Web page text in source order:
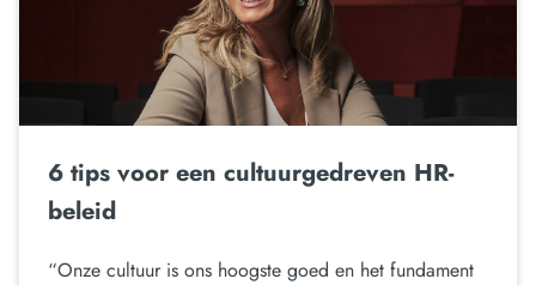
6 tips voor een cultuurgedreven HR-
beleid
“Onze cultuur is ons hoogste goed en het fundament